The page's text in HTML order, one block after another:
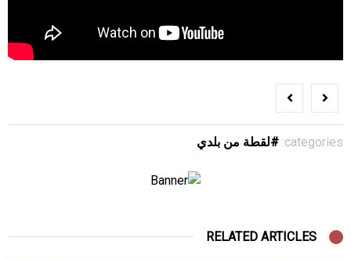
categories: لقطة من بلدي
RELATED ARTICLES